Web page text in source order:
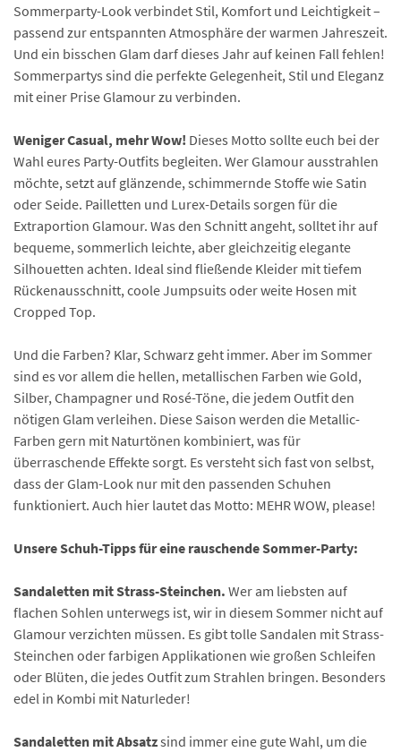
Sommerparty-Look verbindet Stil, Komfort und Leichtigkeit –
passend zur entspannten Atmosphäre der warmen Jahreszeit.
Und ein bisschen Glam darf dieses Jahr auf keinen Fall fehlen!
Sommerpartys sind die perfekte Gelegenheit, Stil und Eleganz
mit einer Prise Glamour zu verbinden.
Weniger Casual, mehr Wow! Dieses Motto sollte euch bei der
Wahl eures Party-Outfits begleiten. Wer Glamour ausstrahlen
möchte, setzt auf glänzende, schimmernde Stoffe wie Satin
oder Seide. Pailletten und Lurex-Details sorgen für die
Extraportion Glamour. Was den Schnitt angeht, solltet ihr auf
bequeme, sommerlich leichte, aber gleichzeitig elegante
Silhouetten achten. Ideal sind fließende Kleider mit tiefem
Rückenausschnitt, coole Jumpsuits oder weite Hosen mit
Cropped Top.
Und die Farben? Klar, Schwarz geht immer. Aber im Sommer
sind es vor allem die hellen, metallischen Farben wie Gold,
Silber, Champagner und Rosé-Töne, die jedem Outfit den
nötigen Glam verleihen. Diese Saison werden die Metallic-
Farben gern mit Naturtönen kombiniert, was für
überraschende Effekte sorgt. Es versteht sich fast von selbst,
dass der Glam-Look nur mit den passenden Schuhen
funktioniert. Auch hier lautet das Motto: MEHR WOW, please!
Unsere Schuh-Tipps für eine rauschende Sommer-Party:
Sandaletten mit Strass-Steinchen. Wer am liebsten auf
flachen Sohlen unterwegs ist, wir in diesem Sommer nicht auf
Glamour verzichten müssen. Es gibt tolle Sandalen mit Strass-
Steinchen oder farbigen Applikationen wie großen Schleifen
oder Blüten, die jedes Outfit zum Strahlen bringen. Besonders
edel in Kombi mit Naturleder!
Sandaletten mit Absatzsind immer eine gute Wahl, um die